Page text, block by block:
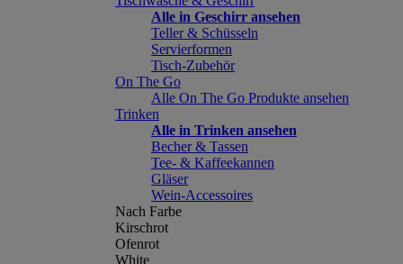
Alle in Geschirr ansehen
Teller & Schüsseln
Servierformen
Tisch-Zubehör
On The Go
Alle On The Go Produkte ansehen
Trinken
Alle in Trinken ansehen
Becher & Tassen
Tee- & Kaffeekannen
Gläser
Wein-Accessoires
Nach Farbe
Kirschrot
Ofenrot
White